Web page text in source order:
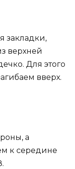
закладки,
верхней
Для этого
вверх.
а
к середине